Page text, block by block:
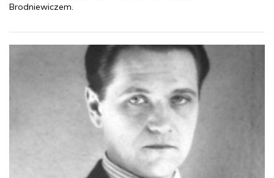
Brodniewiczem.